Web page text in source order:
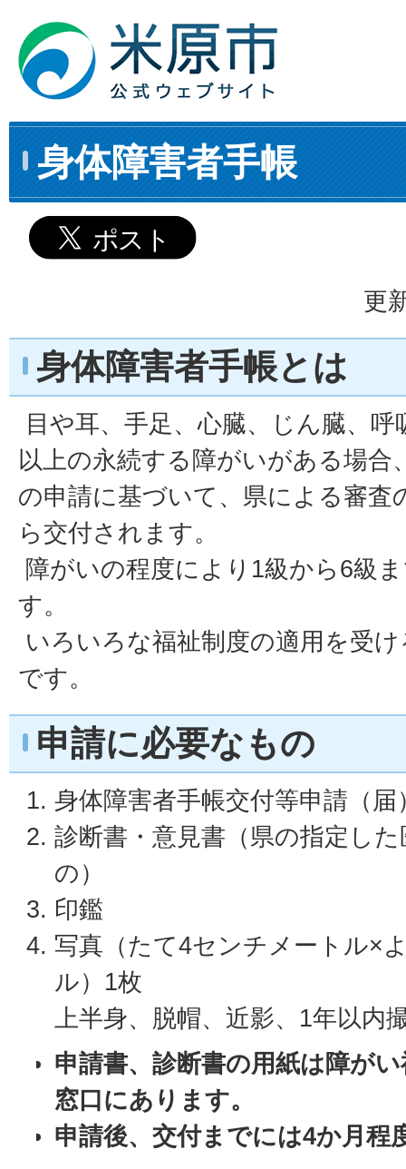
身体障害者手帳
更
身体障害者手帳とは
目や耳、手足、心臓、じん臓、
以上の永続する障がいがある場合
の申請に基づいて、県による審査
ら交付されます。
障がいの程度により1級から6級
す。
いろいろな福祉制度の適用を受
です。
申請に必要なもの
身体障害者手帳交付等申請（届
診断書・意見書（県の指定し
の）
印鑑
写真（たて4センチメートル×
ル）1枚
上半身、脱帽、近影、1年以内
申請書、診断書の用紙は障が
窓口にあります。
申請後、交付までには4か月程